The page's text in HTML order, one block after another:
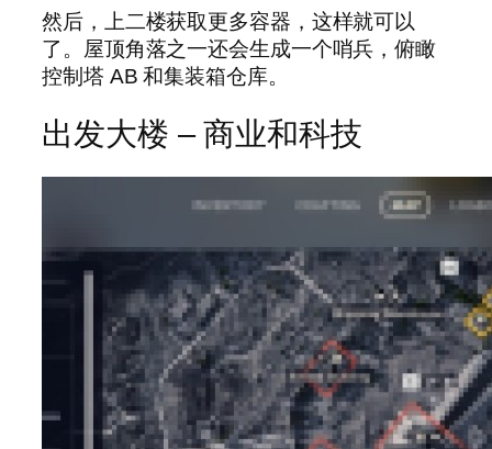
然后，上二楼获取更多容器，这样就可以
了。屋顶角落之一还会生成一个哨兵，俯瞰
控制塔 AB 和集装箱仓库。
出发大楼 – 商业和科技